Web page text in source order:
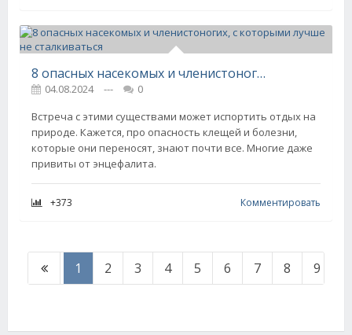
8 опасных насекомых и членистоногих, с которыми лучше не сталкиваться
04.08.2024 ---
0
Встреча с этими существами может испортить отдых на
природе. Кажется, про опасность клещей и болезни,
которые они переносят, знают почти все. Многие даже
привиты от энцефалита.
+373 Комментировать
1 2 3 4 5 6 7 8 9